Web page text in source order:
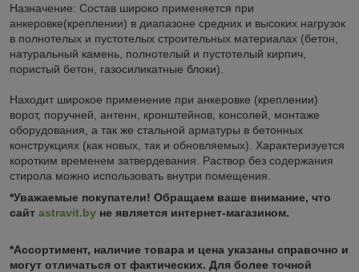
Назначение: Состав широко применяется при
анкеровке(креплении) в диапазоне средних и высоких нагрузок
в полнотелых и пустотелых строительных материалax (бетон,
натуральный камень, полнотелый и пустотелый кирпич,
пористый бетон, газосиликатные блоки).
Находит широкое применение при анкеровке (креплении)
ворот, поручней, антенн, кронштейнов, консолей, монтаже
оборудования, а так же стальной арматуры в бетонных
конструкциях (как новых, так и обновляемых). Характеризуется
коротким временем затвердевания. Раствор без содержания
стирола можно использовать внутри помещения.
*Уважаемые покупатели! Обращаем ваше внимание, что
сайт astravit.by не является интернет-магазином.
*Ассортимент, наличие товара и цена указаны справочно и
могут отличаться от фактических. Для более точной